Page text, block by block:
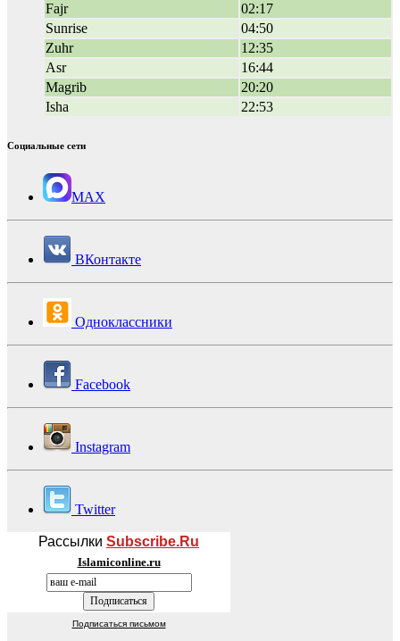
Fajr
02:17
Sunrise
04:50
Zuhr
12:35
Asr
16:44
Magrib
20:20
Isha
22:53
Социальные сети
MAX
ВКонтакте
Одноклассники
Facebook
Instagram
Twitter
Рассылки Subscribe.Ru
Islamiconline.ru
Подписаться письмом